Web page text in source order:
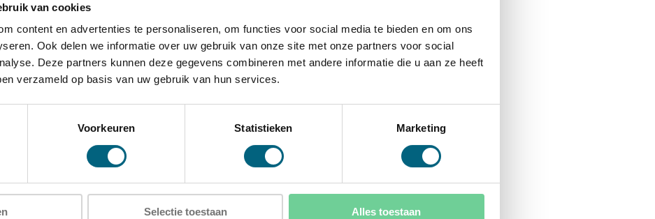
van cookies
content en advertenties te personaliseren, om functies voor social media te bieden en om ons
Ook delen we informatie over uw gebruik van onze site met onze partners voor social
Deze partners kunnen deze gegevens combineren met andere informatie die u aan ze heeft
verzameld op basis van uw gebruik van hun services.
Voorkeuren Statistieken Marketing
Selectie toestaan Alles toestaan
harde platen en actieve
1